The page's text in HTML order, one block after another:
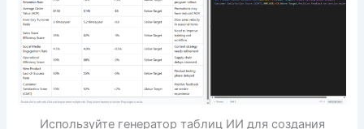
Используйте генератор таблиц ИИ для создания